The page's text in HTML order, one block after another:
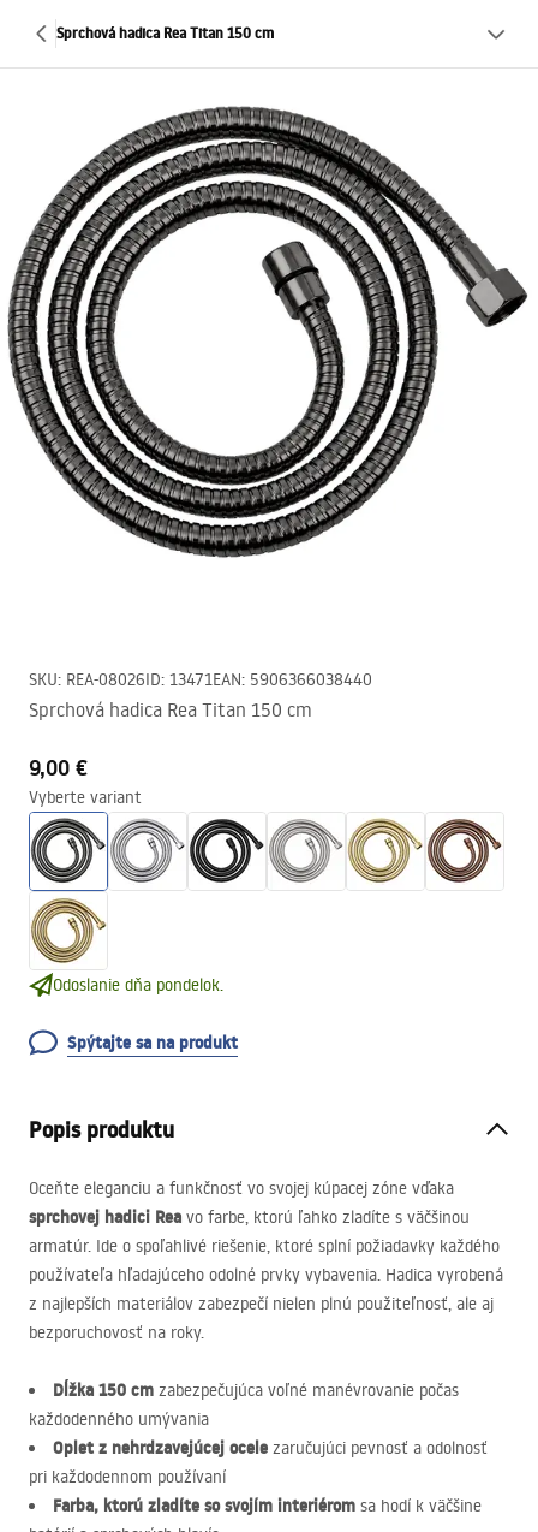
Sprchová hadica Rea Titan 150 cm
SKU: REA-08026ID: 13471EAN: 5906366038440
Sprchová hadica Rea Titan 150 cm
9,00 €
Vyberte variant
Odoslanie dňa pondelok.
Spýtajte sa na produkt
Popis produktu
Oceňte eleganciu a funkčnosť vo svojej kúpacej zóne vďaka
sprchovej hadici Rea vo farbe, ktorú ľahko zladíte s väčšinou
armatúr. Ide o spoľahlivé riešenie, ktoré splní požiadavky každého
používateľa hľadajúceho odolné prvky vybavenia. Hadica vyrobená
z najlepších materiálov zabezpečí nielen plnú použiteľnosť, ale aj
bezporuchovosť na roky.
Dĺžka 150 cm zabezpečujúca voľné manévrovanie počas
každodenného umývania
Oplet z nehrdzavejúcej ocele zaručujúci pevnosť a odolnosť
pri každodennom používaní
Farba, ktorú zladíte so svojím interiérom sa hodí k väčšine